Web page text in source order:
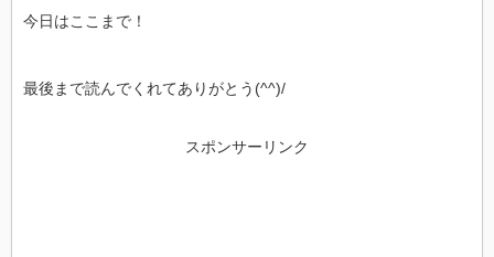
今日はここまで！
最後まで読んでくれてありがとう(^^)/
スポンサーリンク